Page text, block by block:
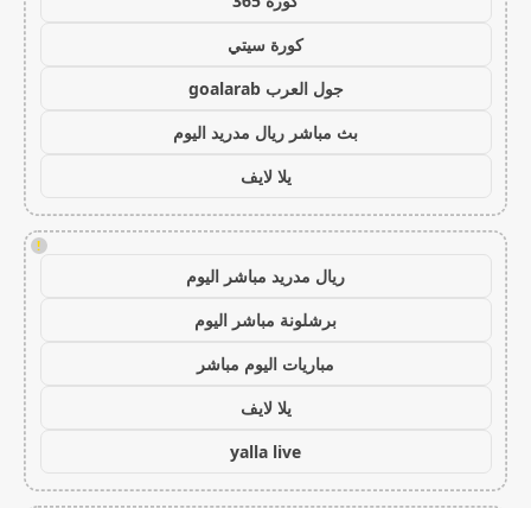
كورة سيتي
جول العرب goalarab
بث مباشر ريال مدريد اليوم
يلا لايف
!
ريال مدريد مباشر اليوم
برشلونة مباشر اليوم
مباريات اليوم مباشر
يلا لايف
yalla live